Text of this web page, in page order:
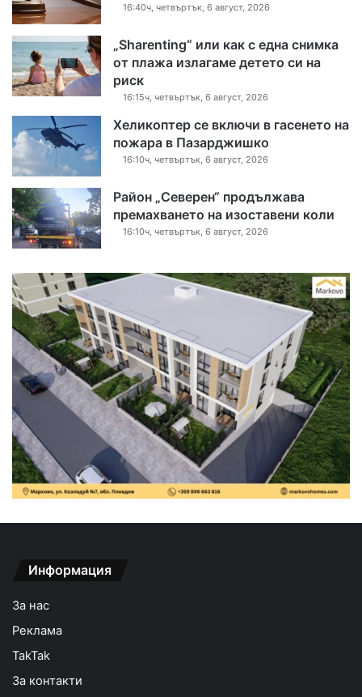
16:40ч, четвъртък, 6 август, 2026
„Sharenting“ или как с една снимка
от плажа излагаме детето си на
риск
16:15ч, четвъртък, 6 август, 2026
Хеликоптер се включи в гасенето на
пожара в Пазарджишко
16:10ч, четвъртък, 6 август, 2026
Район „Северен“ продължава
премахването на изоставени коли
16:10ч, четвъртък, 6 август, 2026
Информация
За нас
Реклама
TakTak
За контакти